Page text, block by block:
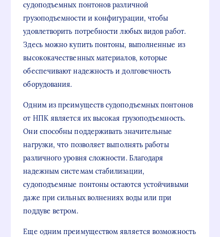
судоподъемных понтонов различной
грузоподъемности и конфигурации, чтобы
удовлетворить потребности любых видов работ.
Здесь можно купить понтоны, выполненные из
высококачественных материалов, которые
обеспечивают надежность и долговечность
оборудования.
Одним из преимуществ судоподъемных понтонов
от НПК является их высокая грузоподъемность.
Они способны поддерживать значительные
нагрузки, что позволяет выполнять работы
различного уровня сложности. Благодаря
надежным системам стабилизации,
судоподъемные понтоны остаются устойчивыми
даже при сильных волнениях воды или при
поддуве ветром.
Еще одним преимуществом является возможность